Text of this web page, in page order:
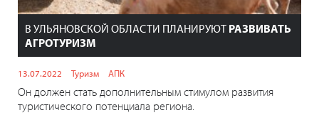
В УЛЬЯНОВСКОЙ ОБЛАСТИ ПЛАНИРУЮТ РАЗВИВАТЬ
АГРОТУРИЗМ
13.07.2022 Туризм АПК
Он должен стать дополнительным стимулом развития
туристического потенциала региона.